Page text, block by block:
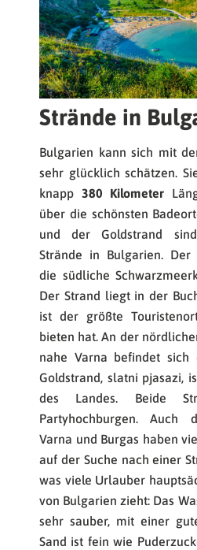
Strände in
Bulgarien kann sich mit
sehr glücklich schätzen.
knapp 380 Kilometer
über die schönsten
und der Goldstrand
Strände in Bulgarien. Der
die südliche
Der Strand liegt in der
ist der größte
bieten hat. An der
nahe Varna befindet
Goldstrand, slatni pjasazi,
des Landes. Beide
Partyhochburgen. Auch
Varna und Burgas haben
auf der Suche nach einer
was viele Urlauber
von Bulgarien zieht: Das
sehr sauber, mit einer
Sand ist fein wie